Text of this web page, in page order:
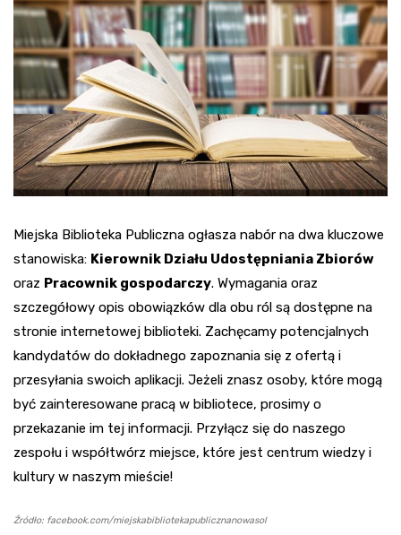
Miejska Biblioteka Publiczna ogłasza nabór na dwa kluczowe
stanowiska: Kierownik Działu Udostępniania Zbiorów
oraz Pracownik gospodarczy. Wymagania oraz
szczegółowy opis obowiązków dla obu ról są dostępne na
stronie internetowej biblioteki. Zachęcamy potencjalnych
kandydatów do dokładnego zapoznania się z ofertą i
przesyłania swoich aplikacji. Jeżeli znasz osoby, które mogą
być zainteresowane pracą w bibliotece, prosimy o
przekazanie im tej informacji. Przyłącz się do naszego
zespołu i współtwórz miejsce, które jest centrum wiedzy i
kultury w naszym mieście!
Źródło: facebook.com/miejskabibliotekapublicznanowasol